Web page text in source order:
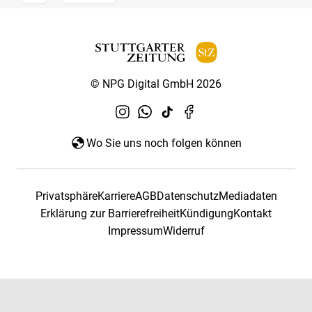
© NPG Digital GmbH 2026
Wo Sie uns noch folgen können
PrivatsphäreKarriereAGBDatenschutzMediadaten
Erklärung zur BarrierefreiheitKündigungKontakt
ImpressumWiderruf